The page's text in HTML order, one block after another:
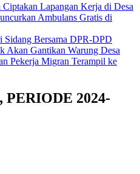
Lapangan Kerja di Desa
Ambulans Gratis di
Bersama DPR-DPD
Akan Gantikan Warung Desa
Pekerja Migran Terampil ke
PERIODE 2024-